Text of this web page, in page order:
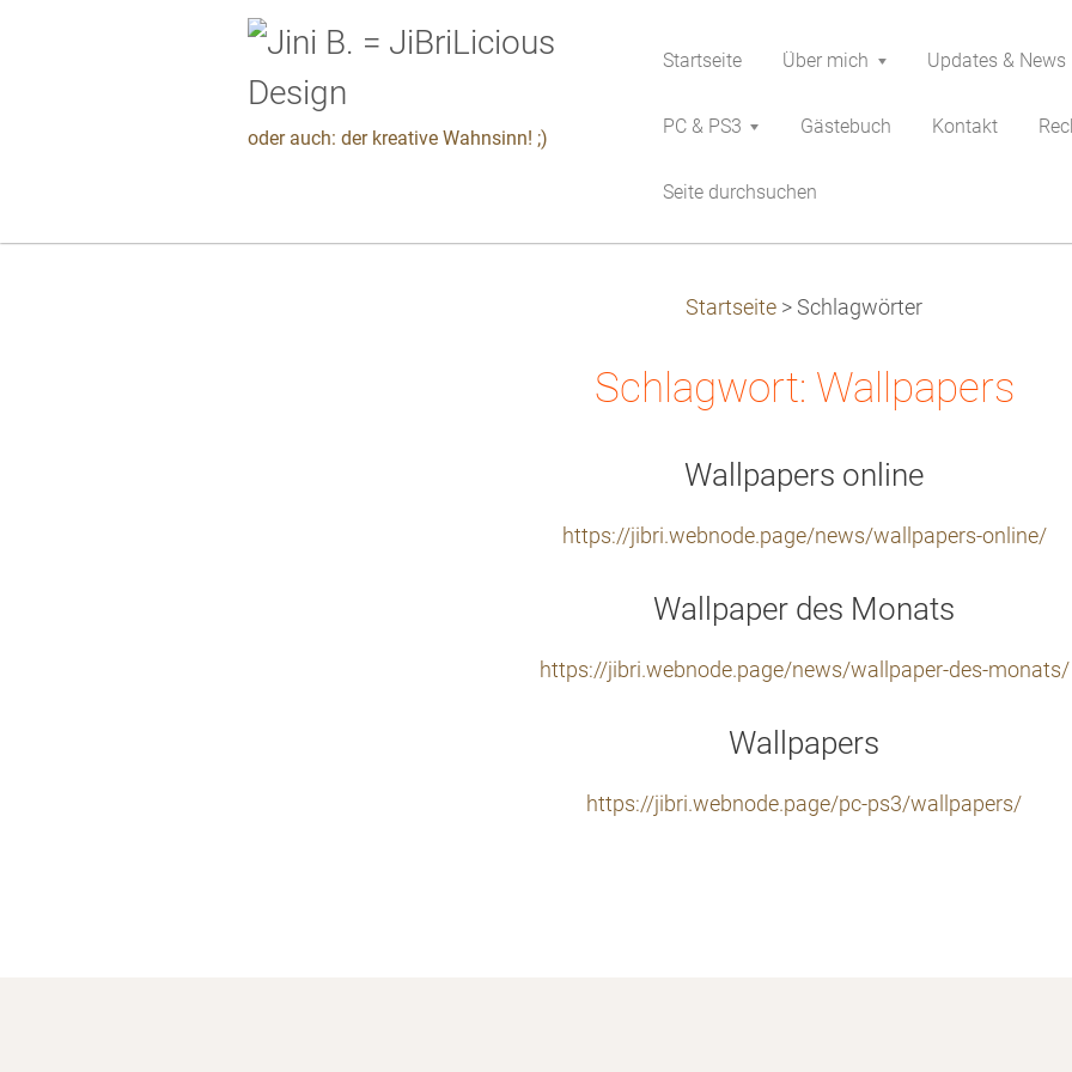
oder auch: der kreative Wahnsinn! ;)
Startseite Über mich Updates & News
PC & PS3 Gästebuch Kontakt
Seite durchsuchen
Startseite > Schlagwörter
Schlagwort: Wallpapers
Wallpapers online
https://jibri.webnode.page/news/wallpapers-online/
Wallpaper des Monats
https://jibri.webnode.page/news/wallpaper-des-monats/
Wallpapers
https://jibri.webnode.page/pc-ps3/wallpapers/